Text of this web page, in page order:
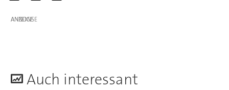
ANZEIGE
Auch interessant